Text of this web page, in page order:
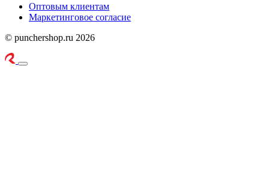
Оптовым клиентам
Маркетинговое согласие
© punchershop.ru 2026